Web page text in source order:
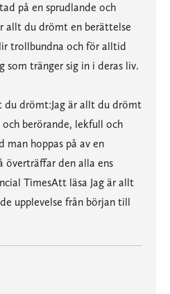
på en sprudlande och
allt du drömt en berättelse
trollbundna och för alltid
som tränger sig in i deras liv.
du drömt:Jag är allt du drömt
och berörande, lekfull och
man hoppas på av en
överträffar den alla ens
TimesAtt läsa Jag är allt
upplevelse från början till